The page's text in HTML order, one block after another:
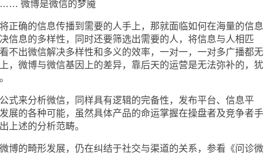
…… 微博是微信的梦魇
确的信息传播到需要的人手上，那就面临如何在海量的信息
信息的多样性，同时还要筛选出需要的人，将信息与人相匹
不出微信解决多样性和多义的效率，一对一，一对多广播都无
，微博与微信基因上的差异，靠后天的运营是无法弥补的，犹
来分析微信，同样具有逻辑的完备性，发布平台、信息平
展的各种可能，虽然具体产品的命运掌握在操盘者及竞争者手
上述的分析范畴。
的畸形发展，仍在纠结于社交与渠道的关系，参看《问诊微